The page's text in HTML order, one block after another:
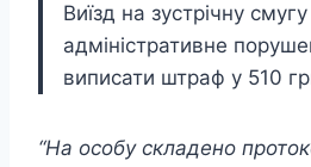
Виїзд на зустрічну
адміністративне
виписати штраф у 510
“На особу складено